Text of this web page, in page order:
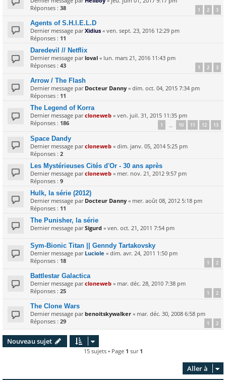
Réponses : 38 1 2 3
Agents of S.H.I.E.L.D
Dernier message parXidius « ven. sept. 23, 2016 12:29 pm
Réponses : 11
Daredevil // Netflix
Dernier message parloval « lun. mars 21, 2016 11:43 pm
Réponses : 43 1 2 3
Arrow / The Flash
Dernier message par Docteur Danny « dim. oct. 04, 2015 7:34 pm
Réponses : 11
The Legend of Korra
Dernier message parcloneweb « ven. juil. 31, 2015 11:35 pm
Réponses : 186 1 … 10 11 12 13
Space Dandy
Dernier message parcloneweb « dim. janv. 05, 2014 5:25 pm
Réponses : 2
Les Mystérieuses Cités d'Or - 30 ans après
Dernier message parcloneweb « mer. nov. 21, 2012 9:57 pm
Réponses : 9
Hulk, la série (2012)
Dernier message par Docteur Danny « mer. août 08, 2012 5:18 pm
Réponses : 11
The Punisher, la série
Dernier message parSigurd « ven. oct. 21, 2011 7:54 pm
Sym-Bionic Titan || Genndy Tartakovsky
Dernier message par Luciole « dim. avr. 24, 2011 1:50 pm
Réponses : 18 1 2
Battlestar Galactica
Dernier message parcloneweb « mar. déc. 28, 2010 7:38 pm
Réponses : 25 1 2
The Clone Wars
Dernier message parbenoitskywalker « mar. déc. 30, 2008 6:58 pm
Réponses : 29 1 2
Nouveau sujet
15 sujets • Page 1 sur 1
Aller à